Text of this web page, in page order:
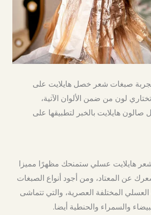
صبغات شعر خصل هايلايت على
لون من ضمن الألوان الآتية،
هايلايت بالخبر لتطبيقها على
هايلايت عسلي ستمنحك مظهرًا مميزا
عن المعتاد، ومن أجود أنواع الصبغات
العسلي المختلفة العصرية، والتي تتماشى
والسمراء والحنطية أيضا.